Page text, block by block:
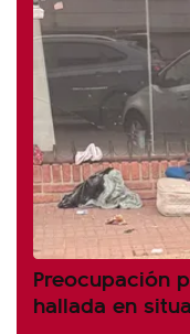
Preocupación
hallada en